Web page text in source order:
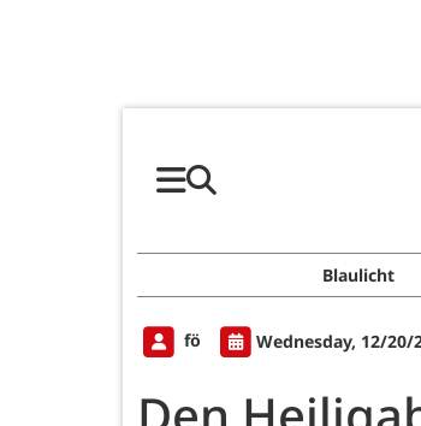
Blaulicht
fö Wednesday, 12/20/